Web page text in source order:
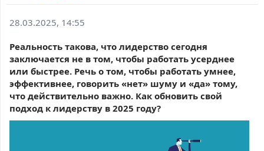
28.03.2025, 14:55
Реальность такова, что лидерство сегодня
заключается не в том, чтобы работать усерднее
или быстрее. Речь о том, чтобы работать умнее,
эффективнее, говорить «нет» шуму и «да» тому,
что действительно важно. Как обновить свой
подход к лидерству в 2025 году?